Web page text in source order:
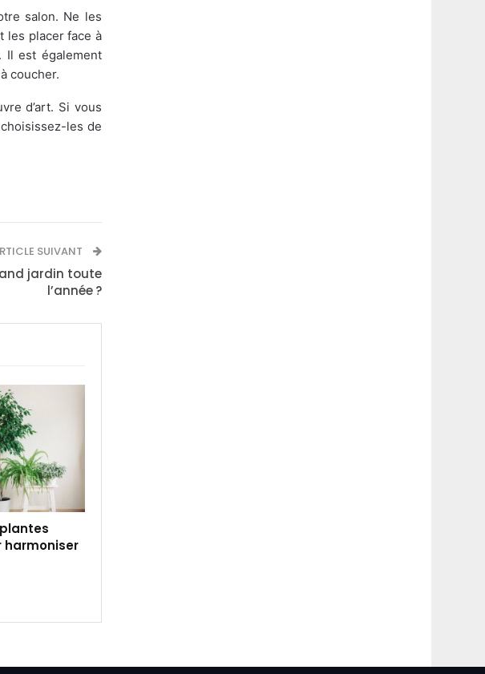
salon. Ne les
les placer face à
Il est également
coucher.
d’art. Si vous
les de
SUIVANT
jardin toute
l’année ?
harmoniser